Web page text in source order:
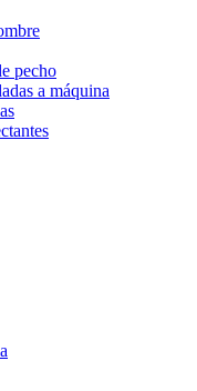
pecho
a máquina